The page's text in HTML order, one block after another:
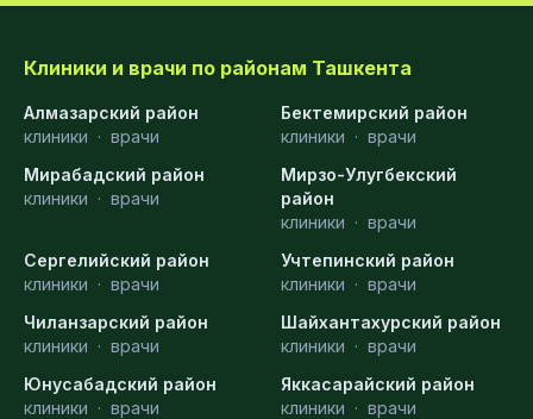
Клиники и врачи по районам Ташкента
Алмазарский район
клиники · врачи
Бектемирский район
клиники · врачи
Мирабадский район
клиники · врачи
Мирзо-Улугбекский
район
клиники · врачи
Сергелийский район
клиники · врачи
Учтепинский район
клиники · врачи
Чиланзарский район
клиники · врачи
Шайхантахурский район
клиники · врачи
Юнусабадский район
клиники · врачи
Яккасарайский район
клиники · врачи